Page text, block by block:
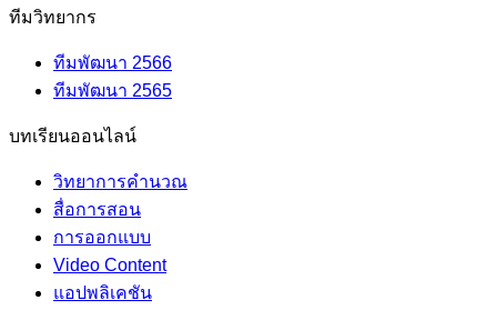
ทีมวิทยากร
ทีมพัฒนา 2566
ทีมพัฒนา 2565
บทเรียนออนไลน์
วิทยาการคำนวณ
สื่อการสอน
การออกแบบ
Video Content
แอปพลิเคชัน